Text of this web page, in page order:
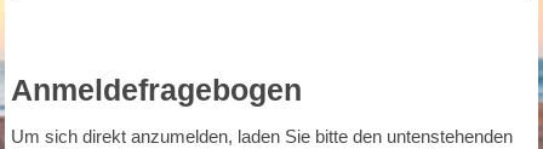
Anmeldefragebogen
Um sich direkt anzumelden, laden Sie bitte den untenstehenden